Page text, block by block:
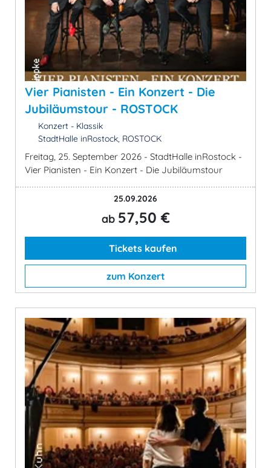
Vier Pianisten - Ein Konzert - Die
Jubiläumstour - ROSTOCK
Konzert - Klassik
StadtHalle inRostock, ROSTOCK
Freitag, 25. September 2026 - StadtHalle inRostock -
Vier Pianisten - Ein Konzert - Die Jubiläumstour
25.09.2026
ab 57,50 €
Tickets kaufen
zum Konzert